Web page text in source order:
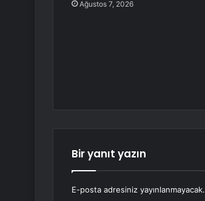
Ağustos 7, 2026
Bir yanıt yazın
E-posta adresiniz yayınlanmayacak.